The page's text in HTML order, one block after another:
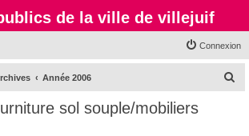
de la ville de villejuif
Connexion
Année 2006
sol souple/mobiliers